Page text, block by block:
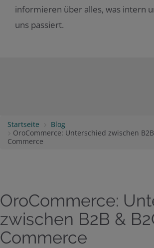
informieren über alles, was intern
uns passiert.
Startseite
Blog
OroCommerce: Unterschied zwischen B2B
Commerce
OroCommerce:
zwischen B2B &
Commerce